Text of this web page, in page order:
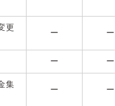
更
ー ー
ー ー
集
ー ー